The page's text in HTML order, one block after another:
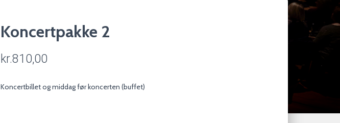
Koncertpakke 2
kr.810,00
Koncertbillet og middag før koncerten (buffet)